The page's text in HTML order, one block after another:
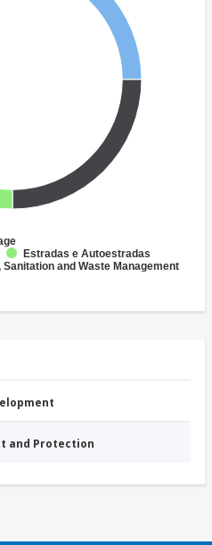
Estradas e Autoestradas
Sanitation and Waste Management
and Protection